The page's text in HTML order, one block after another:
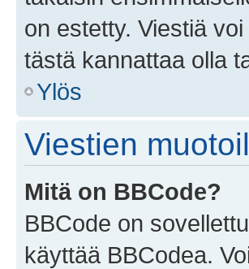
on estetty. Viestiä
tästä kannattaa olla
Ylös
Viestien
Mitä on BBCode?
BBCode on
käyttää BBCodea.